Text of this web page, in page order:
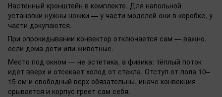
Настенный кронштейн в комплекте. Для напольной
установки нужны ножки — у части моделей они в коробке, у
части докупаются.
При опрокидывании конвектор отключается сам — важно,
если дома дети или животные.
Место под окном — не эстетика, а физика: тёплый поток
идёт вверх и отсекает холод от стекла. Отступ от пола 10–
15 см и свободный верх обязательны, иначе конвекция
срывается и корпус греет сам себя.